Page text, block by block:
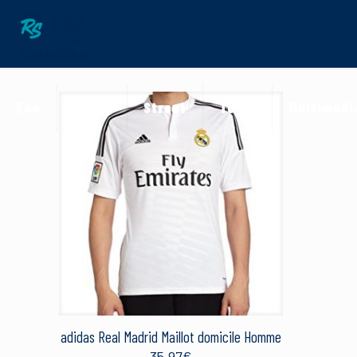
Street Terre
adidas Real Madrid Maillot domicile Homme